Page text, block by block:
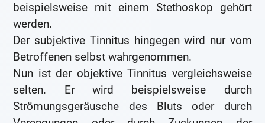
beispielsweise mit einem Stethoskop gehört
werden.
Der subjektive Tinnitus hingegen wird nur vom
Betroffenen selbst wahrgenommen.
Nun ist der objektive Tinnitus vergleichsweise
selten. Er wird beispielsweise durch
Strömungsgeräusche des Bluts oder durch